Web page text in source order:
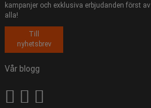
kampanjer och exklusiva erbjudanden först av
alla!
Till
nyhetsbrev
Vår blogg